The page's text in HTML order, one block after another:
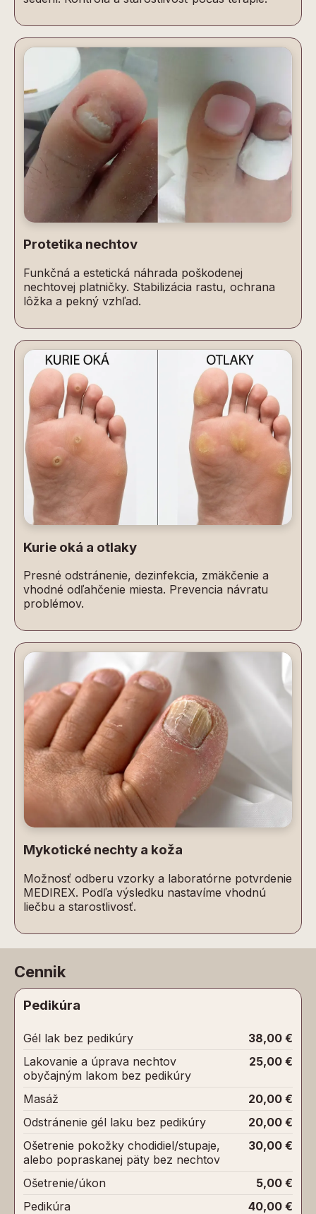
Protetika nechtov
Funkčná a estetická náhrada poškodenej
nechtovej platničky. Stabilizácia rastu, ochrana
lôžka a pekný vzhľad.
Kurie oká a otlaky
Presné odstránenie, dezinfekcia, zmäkčenie a
vhodné odľahčenie miesta. Prevencia návratu
problémov.
Mykotické nechty a koža
Možnosť odberu vzorky a laboratórne potvrdenie
MEDIREX. Podľa výsledku nastavíme vhodnú
liečbu a starostlivosť.
Cennik
Pedikúra
Gél lak bez pedikúry
38,00 €
Lakovanie a úprava nechtov
obyčajným lakom bez pedikúry
25,00 €
Masáž
20,00 €
Odstránenie gél laku bez pedikúry
20,00 €
Ošetrenie pokožky chodidiel/stupaje,
alebo popraskanej päty bez nechtov
30,00 €
Ošetrenie/úkon
5,00 €
Pedikúra
40,00 €